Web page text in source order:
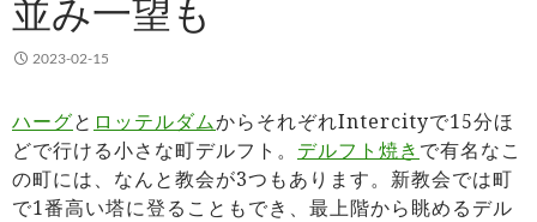
並み一望も
2023-02-15
ハーグと ロッテルダムからそれぞれIntercityで15分ほ
どで行ける小さな町デルフト。 デルフト焼き で有名なこ
の町には、なんと教会が3つもあります。新教会では町
で1番高い塔に登ることもでき、最上階から眺めるデル